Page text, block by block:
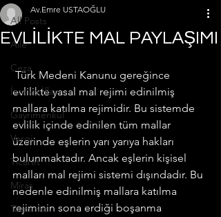
All Posts
Aile
Ceza
İcra ve İflas
Gayrimenkul
Vergi
Ticaret
Miras
Tazminat
EVLİLİKTE MAL PAYLAŞIMI
Av.Emre USTAOĞLU
Türk Medeni Kanunu gereğince
evlilikte yasal mal rejimi edinilmiş
mallara katılma rejimidir. Bu sistemde
evlilik içinde edinilen tüm mallar
üzerinde eşlerin yarı yarıya hakları
bulunmaktadır. Ancak eşlerin kişisel
malları mal rejimi sistemi dışındadır. Bu
nedenle edinilmiş mallara katılma
rejiminin sona erdiği boşanma